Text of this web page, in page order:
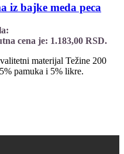
iz bajke meda peca
cena je: 1.183,00 RSD.
materijal Težine 200
pamuka i 5% likre.